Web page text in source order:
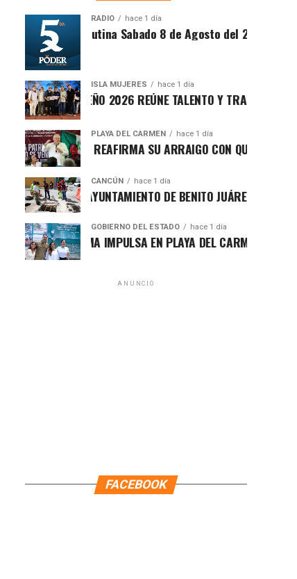
RADIO hace 1 día
Síntesis Matutina Sabado 8 de Agosto del 2026
ISLA MUJERES hace 1 día
CEVICHE ISLEÑO 2026 REÚNE TALENTO Y TRADICIÓN EN ISLA
PLAYA DEL CARMEN hace 1 día
RAFA MARÍN REAFIRMA SU ARRAIGO CON QUINTANA ROO Y
CANCÚN hace 1 día
FORTALECE AYUNTAMIENTO DE BENITO JUÁREZ ACCIONES
GOBIERNO DEL ESTADO hace 1 día
MARA LEZAMA IMPULSA EN PLAYA DEL CARMEN EL PRIMER
ANUNCIO
FACEBOOK